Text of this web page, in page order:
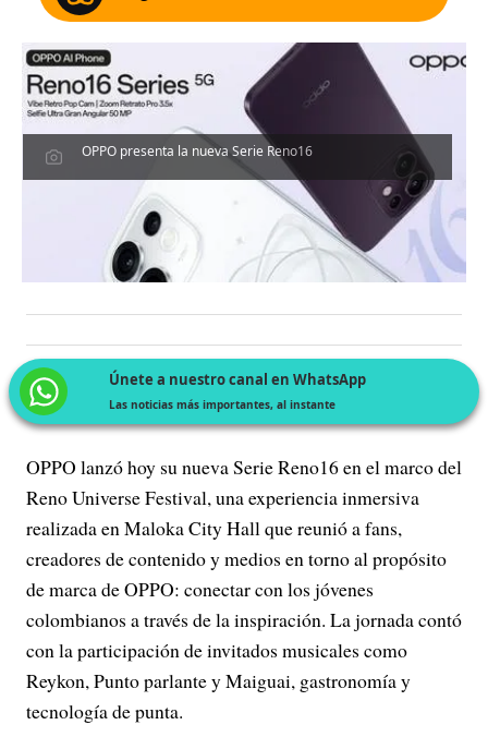
OPPO presenta la nueva Serie Reno16
Únete a nuestro canal en WhatsApp
Las noticias más importantes, al instante
OPPO lanzó hoy su nueva Serie Reno16 en el marco del
Reno Universe Festival, una experiencia inmersiva
realizada en Maloka City Hall que reunió a fans,
creadores de contenido y medios en torno al propósito
de marca de OPPO: conectar con los jóvenes
colombianos a través de la inspiración. La jornada contó
con la participación de invitados musicales como
Reykon, Punto parlante y Maiguai, gastronomía y
tecnología de punta.